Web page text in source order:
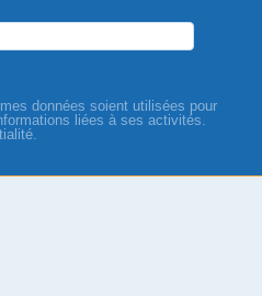
données soient utilisées pour
liées à ses activités.